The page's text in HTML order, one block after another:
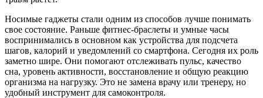
Носимые гаджеты стали одним из способов лучше понимать
свое состояние. Раньше фитнес-браслеты и умные часы
воспринимались в основном как устройства для подсчета
шагов, калорий и уведомлений со смартфона. Сегодня их роль
заметно шире. Они помогают отслеживать пульс, качество
сна, уровень активности, восстановление и общую реакцию
организма на нагрузку. Это не замена врачу или тренеру, но
удобный инструмент для самоконтроля.